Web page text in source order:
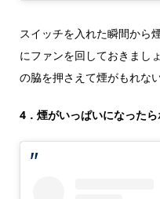
スイッチを入れた瞬間から
にファンを回しておきまし
の脇を押さえて煙がもれな
4．煙がいっぱいになった